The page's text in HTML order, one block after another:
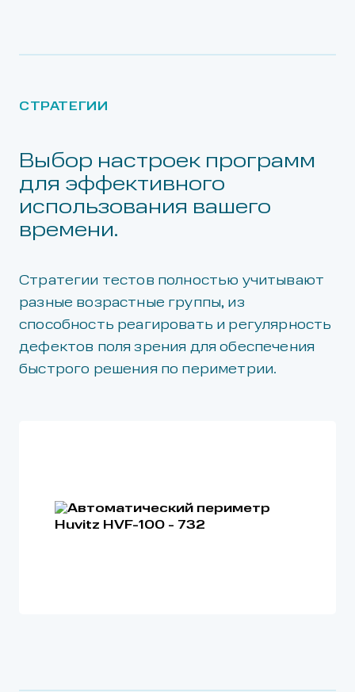
СТРАТЕГИИ
Выбор настроек программ
для эффективного
использования вашего
времени.
Стратегии тестов полностью учитывают
разные возрастные группы, из
способность реагировать и регулярность
дефектов поля зрения для обеспечения
быстрого решения по периметрии.